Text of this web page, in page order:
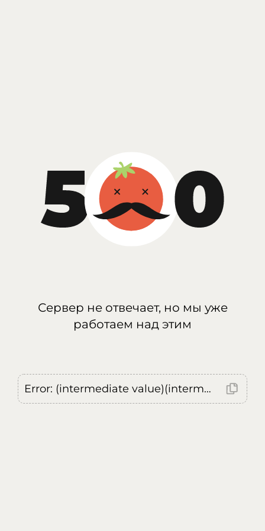
Сервер не отвечает, но мы уже
работаем над этим
Error: (intermediate value)(intermediate value)(intermediate value).replaceAll is not a function